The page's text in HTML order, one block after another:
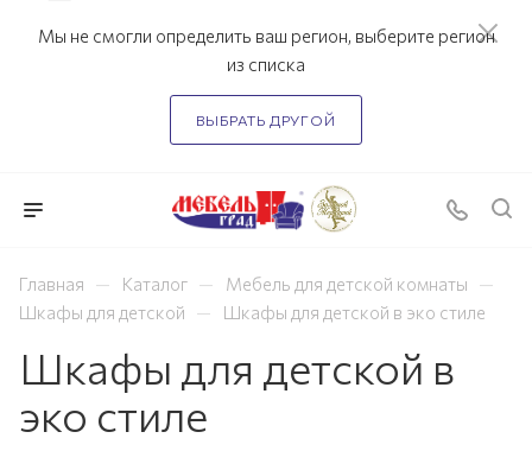
Мы не смогли определить ваш регион, выберите регион
из списка
ВЫБРАТЬ ДРУГОЙ
Главная — Каталог — Мебель для детской комнаты —
Шкафы для детской — Шкафы для детской в эко стиле
Шкафы для детской в
эко стиле